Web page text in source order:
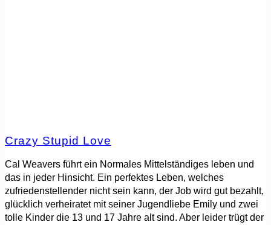
Crazy Stupid Love
Cal Weavers führt ein Normales Mittelständiges leben und
das in jeder Hinsicht. Ein perfektes Leben, welches
zufriedenstellender nicht sein kann, der Job wird gut bezahlt,
glücklich verheiratet mit seiner Jugendliebe Emily und zwei
tolle Kinder die 13 und 17 Jahre alt sind. Aber leider trügt der